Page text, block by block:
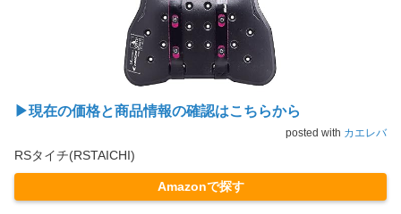
▶現在の価格と商品情報の確認はこちらから
posted with カエレバ
RSタイチ(RSTAICHI)
Amazonで探す